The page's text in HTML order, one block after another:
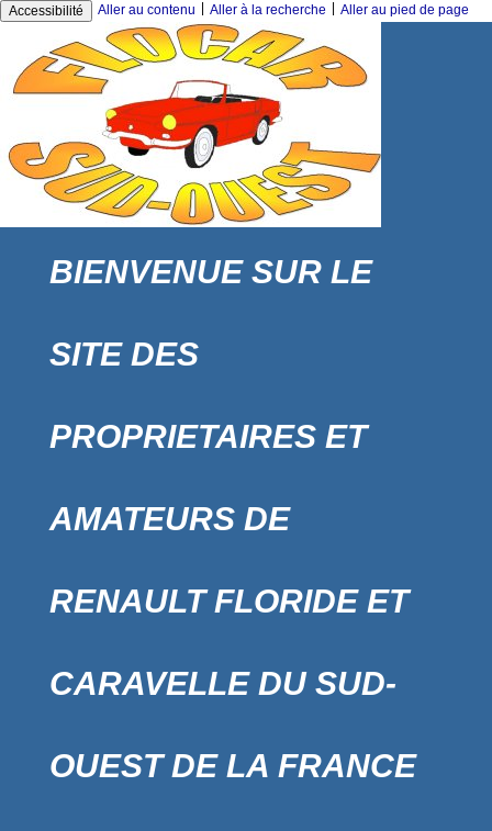
Accessibilité Aller au contenu Aller à la recherche Aller au pied de page
BIENVENUE SUR LE
SITE DES
PROPRIETAIRES ET
AMATEURS DE
RENAULT FLORIDE ET
CARAVELLE DU SUD-
OUEST DE LA FRANCE